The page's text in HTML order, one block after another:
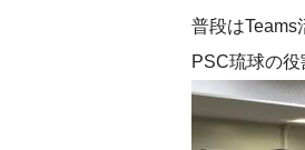
普段はTeams
PSC琉球の